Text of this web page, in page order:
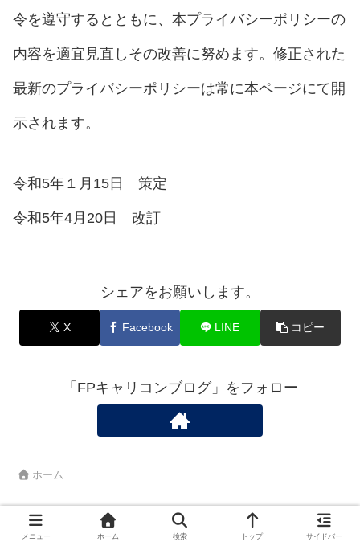
令を遵守するとともに、本プライバシーポリシーの
内容を適宜見直しその改善に努めます。修正された
最新のプライバシーポリシーは常に本ページにて開
示されます。
令和5年１月15日 策定
令和5年4月20日 改訂
シェアをお願いします。
X Facebook LINE コピー
「FPキャリコンブログ」をフォロー
ホーム
メニュー ホーム 検索 トップ サイドバー